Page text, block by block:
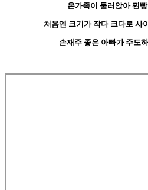
온가족이 둘러앉아 찐
처음엔 크기가 작다 크다로 사
손재주 좋은 아빠가 주도